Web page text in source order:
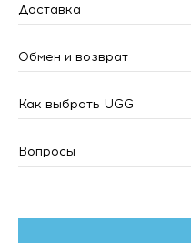
Доставка
Обмен и возврат
Как выбрать UGG
Вопросы